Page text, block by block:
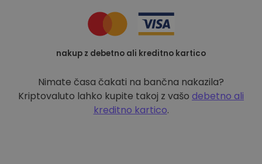
nakup z debetno ali kreditno kartico
Nimate časa čakati na bančna nakazila?
Kriptovaluto lahko kupite takoj z vašo debetno ali
kreditno kartico.